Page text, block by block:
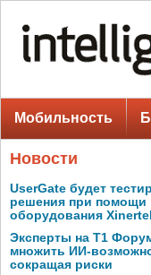
Мобильность
Новости
UserGate будет
решения при помощи
оборудования Xinertel
Эксперты на Т1
множить ИИ-
сокращая риски